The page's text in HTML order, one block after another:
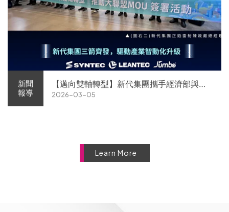
新聞
報導
【邁向雙軸轉型】新代集團攜手經濟部與金
屬中心簽署MOU 領航 AI機器人智慧智造
2026-03-05
Learn More